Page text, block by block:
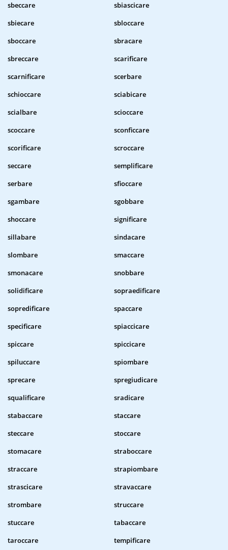
sbeccare
sbiascicare
sbiecare
sbloccare
sboccare
sbracare
sbreccare
scarificare
scarnificare
scerbare
schioccare
sciabicare
scialbare
scioccare
scoccare
sconficcare
scorificare
scroccare
seccare
semplificare
serbare
sfioccare
sgambare
sgobbare
shoccare
significare
sillabare
sindacare
slombare
smaccare
smonacare
snobbare
solidificare
sopraedificare
sopredificare
spaccare
specificare
spiaccicare
spiccare
spiccicare
spiluccare
spiombare
sprecare
spregiudicare
squalificare
sradicare
stabaccare
staccare
steccare
stoccare
stomacare
straboccare
straccare
strapiombare
strascicare
stravaccare
strombare
struccare
stuccare
tabaccare
taroccare
tempificare